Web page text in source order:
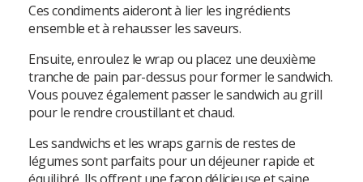
Ces condiments aideront à lier les ingrédients
ensemble et à rehausser les saveurs.
Ensuite, enroulez le wrap ou placez une deuxième
tranche de pain par-dessus pour former le sandwich.
Vous pouvez également passer le sandwich au grill
pour le rendre croustillant et chaud.
Les sandwichs et les wraps garnis de restes de
légumes sont parfaits pour un déjeuner rapide et